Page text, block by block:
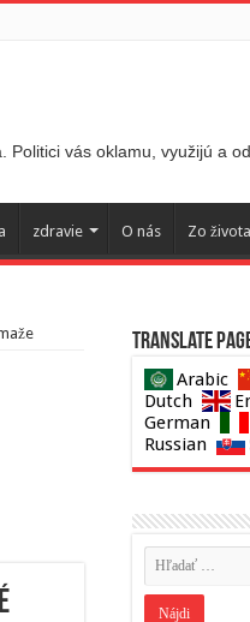
vás oklamu, využijú a
zdravie O nás Zo
Translate
Arabic
Dutch
German
Russian